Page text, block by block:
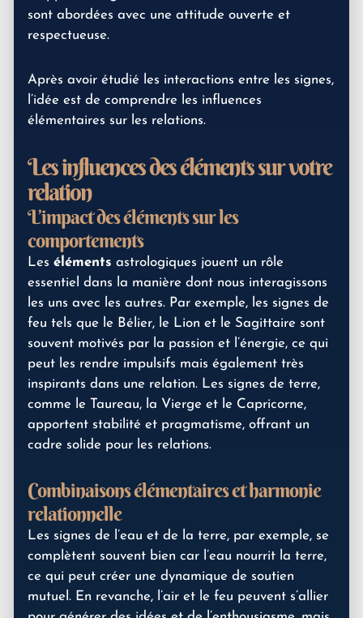
sont abordées avec une attitude ouverte et
respectueuse.
Après avoir étudié les interactions entre les signes,
l’idée est de comprendre les influences
élémentaires sur les relations.
Les influences des éléments sur votre
relation
L’impact des éléments sur les
comportements
Les éléments astrologiques jouent un rôle
essentiel dans la manière dont nous interagissons
les uns avec les autres. Par exemple, les signes de
feu tels que le Bélier, le Lion et le Sagittaire sont
souvent motivés par la passion et l’énergie, ce qui
peut les rendre impulsifs mais également très
inspirants dans une relation. Les signes de terre,
comme le Taureau, la Vierge et le Capricorne,
apportent stabilité et pragmatisme, offrant un
cadre solide pour les relations.
Combinaisons élémentaires et harmonie
relationnelle
Les signes de l’eau et de la terre, par exemple, se
complètent souvent bien car l’eau nourrit la terre,
ce qui peut créer une dynamique de soutien
mutuel. En revanche, l’air et le feu peuvent s’allier